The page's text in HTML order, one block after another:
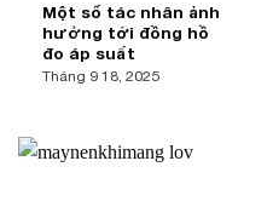
Một số tác nhân ảnh
hưởng tới đồng hồ
đo áp suất
Tháng 9 18, 2025